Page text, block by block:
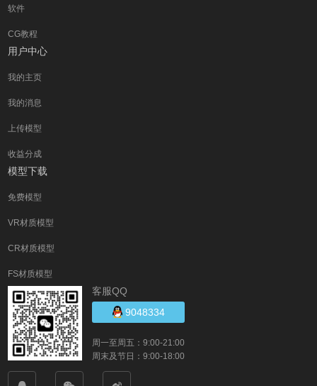
软件
CG教程
用户中心
我的主页
我的消息
上传模型
收益分成
模型下载
免费模型
VR材质模型
CR材质模型
FS材质模型
客服QQ
9048334
周一至周五：9:00-21:00
周末及节日：9:00-18:00